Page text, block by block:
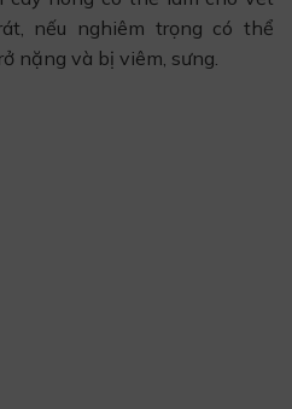
nếu nghiêm trọng có thể
nặng và bị viêm, sưng.